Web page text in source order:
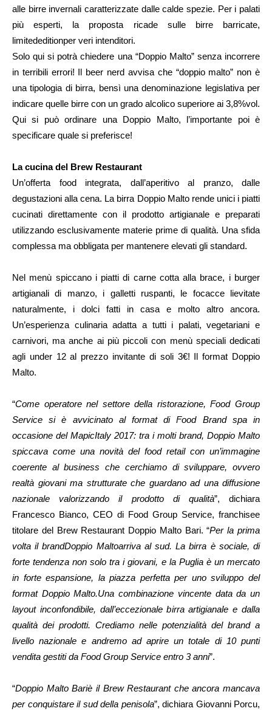
alle birre invernali caratterizzate dalle calde spezie. Per i palati
più esperti, la proposta ricade sulle birre barricate,
limitededitionper veri intenditori.
Solo qui si potrà chiedere una “Doppio Malto” senza incorrere
in terribili errori! Il beer nerd avvisa che “doppio malto” non è
una tipologia di birra, bensì una denominazione legislativa per
indicare quelle birre con un grado alcolico superiore ai 3,8%vol.
Qui si può ordinare una Doppio Malto, l’importante poi è
specificare quale si preferisce!
La cucina del Brew Restaurant
Un’offerta food integrata, dall’aperitivo al pranzo, dalle
degustazioni alla cena. La birra Doppio Malto rende unici i piatti
cucinati direttamente con il prodotto artigianale e preparati
utilizzando esclusivamente materie prime di qualità. Una sfida
complessa ma obbligata per mantenere elevati gli standard.
Nel menù spiccano i piatti di carne cotta alla brace, i burger
artigianali di manzo, i galletti ruspanti, le focacce lievitate
naturalmente, i dolci fatti in casa e molto altro ancora.
Un’esperienza culinaria adatta a tutti i palati, vegetariani e
carnivori, ma anche ai più piccoli con menù speciali dedicati
agli under 12 al prezzo invitante di soli 3€! Il format Doppio
Malto.
“Come operatore nel settore della ristorazione, Food Group
Service si è avvicinato al format di Food Brand spa in
occasione del MapicItaly 2017: tra i molti brand, Doppio Malto
spiccava come una novità del food retail con un’immagine
coerente al business che cerchiamo di sviluppare, ovvero
realtà giovani ma strutturate che guardano ad una diffusione
nazionale valorizzando il prodotto di qualità”, dichiara
Francesco Bianco, CEO di Food Group Service, franchisee
titolare del Brew Restaurant Doppio Malto Bari. “Per la prima
volta il brandDoppio Maltoarriva al sud. La birra è sociale, di
forte tendenza non solo tra i giovani, e la Puglia è un mercato
in forte espansione, la piazza perfetta per uno sviluppo del
format Doppio Malto.Una combinazione vincente data da un
layout inconfondibile, dall’eccezionale birra artigianale e dalla
qualità dei prodotti. Crediamo nelle potenzialità del brand a
livello nazionale e andremo ad aprire un totale di 10 punti
vendita gestiti da Food Group Service entro 3 anni”.
“Doppio Malto Bariè il Brew Restaurant che ancora mancava
per conquistare il sud della penisola”, dichiara Giovanni Porcu,